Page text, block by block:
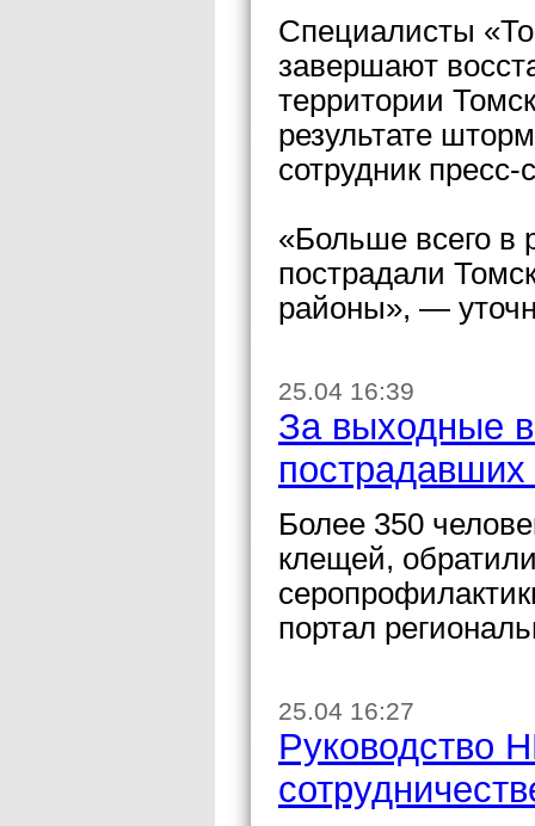
Специалисты
завершают
территории
результате
сотрудник
«Больше всего в
пострадали
районы», —
25.04 16:39
За выходные
Более 350
клещей,
портал
25.04 16:27
Руководство